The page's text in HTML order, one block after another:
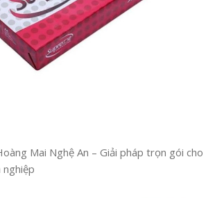
Mai Nghệ An – Giải pháp trọn gói cho